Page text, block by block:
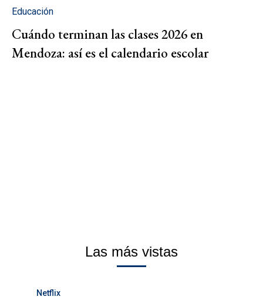
Educación
Cuándo terminan las clases 2026 en
Mendoza: así es el calendario escolar
Las más vistas
Netflix